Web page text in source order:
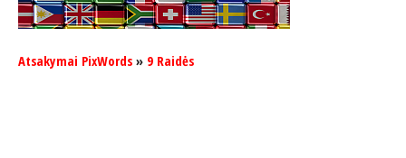
Atsakymai PixWords » 9 Raidės